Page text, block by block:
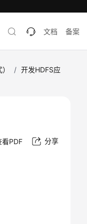
文档 备案
/ 开发HDFS应
看PDF 分享